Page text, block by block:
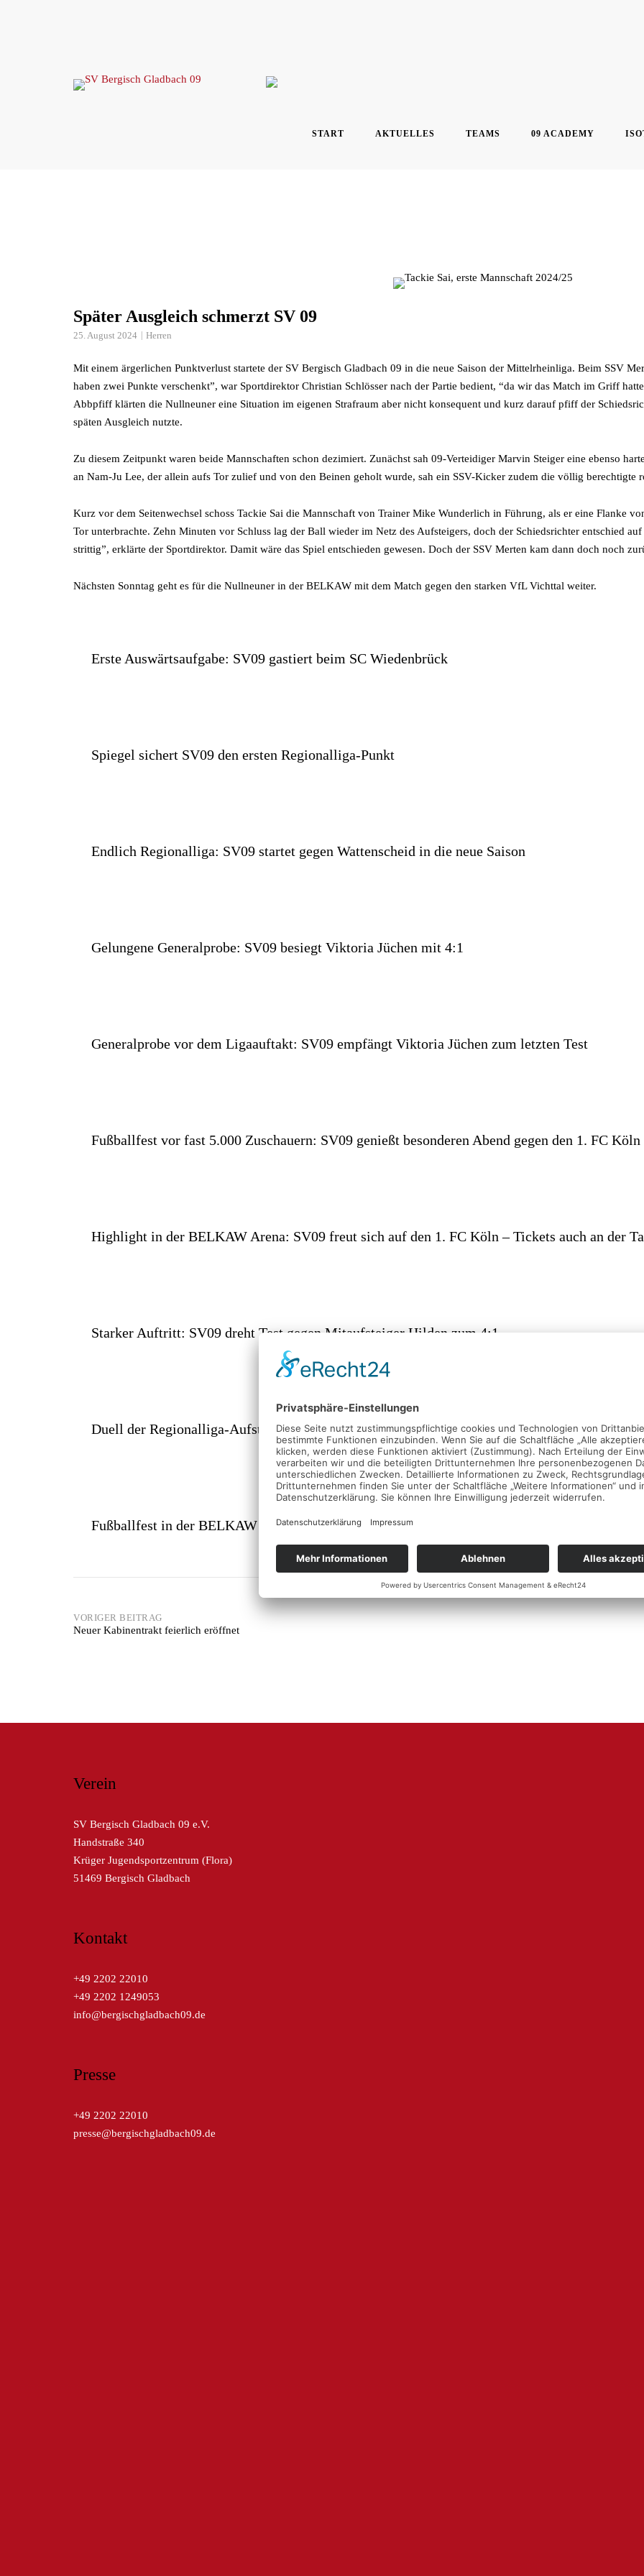
START AKTUELLES TEAMS 09 ACADEMY
Später Ausgleich schmerzt SV 09
25. August 2024 Herren
Mit einem ärgerlichen Punktverlust startete der SV Bergisch Gladbach 09 in die neue Saison der Mittelrheinliga. Beim SSV
haben zwei Punkte verschenkt”, war Sportdirektor Christian Schlösser nach der Partie bedient, “da wir das Match im Griff
Abbpfiff klärten die Nullneuner eine Situation im eigenen Strafraum aber nicht konsequent und kurz darauf pfiff der
späten Ausgleich nutzte.
Zu diesem Zeitpunkt waren beide Mannschaften schon dezimiert. Zunächst sah 09-Verteidiger Marvin Steiger eine ebenso
an Nam-Ju Lee, der allein aufs Tor zulief und von den Beinen geholt wurde, sah ein SSV-Kicker zudem die völlig berechtigte
Kurz vor dem Seitenwechsel schoss Tackie Sai die Mannschaft von Trainer Mike Wunderlich in Führung, als er eine Flanke
Tor unterbrachte. Zehn Minuten vor Schluss lag der Ball wieder im Netz des Aufsteigers, doch der Schiedsrichter entschied
strittig”, erklärte der Sportdirektor. Damit wäre das Spiel entschieden gewesen. Doch der SSV Merten kam dann doch noch
Nächsten Sonntag geht es für die Nullneuner in der BELKAW mit dem Match gegen den starken VfL Vichttal weiter.
Erste Auswärtsaufgabe: SV09 gastiert beim SC Wiedenbrück
Spiegel sichert SV09 den ersten Regionalliga-Punkt
Endlich Regionalliga: SV09 startet gegen Wattenscheid in die neue Saison
Gelungene Generalprobe: SV09 besiegt Viktoria Jüchen mit 4:1
Generalprobe vor dem Ligaauftakt: SV09 empfängt Viktoria Jüchen zum letzten Test
Fußballfest vor fast 5.000 Zuschauern: SV09 genießt besonderen Abend gegen den 1. FC Köln
Highlight in der BELKAW Arena: SV09 freut sich auf den 1. FC Köln – Tickets auch an der
Starker Auftritt: SV09 dreht Test gegen Mitaufsteiger Hilden zum 4:1
Duell der Regionalliga-Aufsteiger: SV09 erwartet den VfB Hilden zum nächsten Härtetest
Fußballfest in der BELKAW Arena – Mehr als nur ein Testspiel
Post
VORIGER BEITRAG
Neuer Kabinentrakt feierlich eröffnet
Verein
SV Bergisch Gladbach 09 e.V.
Handstraße 340
Krüger Jugendsportzentrum (Flora)
51469 Bergisch Gladbach
Kontakt
+49 2202 22010
+49 2202 1249053
info@bergischgladbach09.de
Presse
+49 2202 22010
presse@bergischgladbach09.de